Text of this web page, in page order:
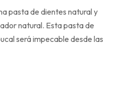
pasta de dientes natural y
natural. Esta pasta de
será impecable desde las